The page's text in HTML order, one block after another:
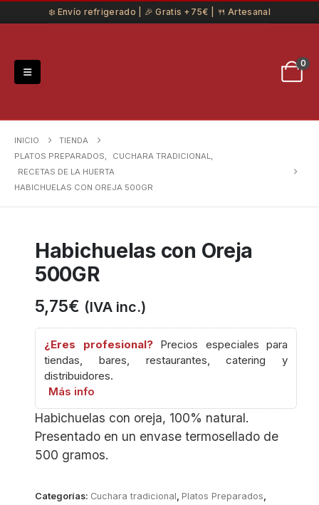
❄️ Envío refrigerado | 🎉 Gratis +75€ | 🍴 Artesanal
0
INICIO
TIENDA
PLATOS PREPARADOS, CUCHARA TRADICIONAL,
RECETAS DE LA HUERTA
HABICHUELAS CON OREJA 500GR
Habichuelas con Oreja
500GR
5,75€ (IVA inc.)
¿Eres profesional?Precios especiales para
tiendas, bares, restaurantes, catering y
distribuidores.
Más info
Habichuelas con oreja, 100% natural.
Presentado en un envase termosellado de
500 gramos.
Categorías: Cuchara tradicional Platos Preparados